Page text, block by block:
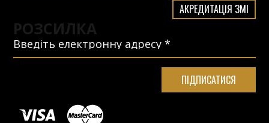
АКРЕДИТАЦІЯ ЗМІ
РОЗСИЛКА